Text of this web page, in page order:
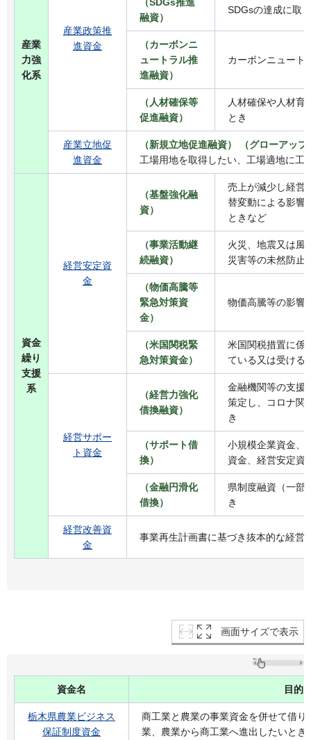
産業
力強
化系
産業政策推
進資金
融資）
SDGsの達成に取
（カーボンニ
ュートラル推
進融資）
カーボンニュート
（人材確保等
促進融資）
人材確保や人材育
とき
産業立地促
進資金
（新規立地促進融資） （グローアップ
工場用地を取得したい、工場適地に工
資金
繰り
支援
系
経営安定資
金
（基盤強化融
資）
売上が減少し経営
替変動による影響
ときなど
（事業活動継
続融資）
火災、地震又は風
災害等の未然防止
（物価高騰等
緊急対策資
金）
物価高騰等の影響
（米国関税緊
急対策資金）
米国関税措置に係
ている又は受ける
経営サポー
ト資金
（経営力強化
借換融資）
金融機関等の支援
策定し、コロナ関
き
（サポート借
換）
小規模企業資金、
資金、経営安定資
（金融円滑化
借換）
県制度融資（一部
き
経営改善資
金
事業再生計画書に基づき抜本的な経
画面サイズで表示
資金名 目的
栃木県農業ビジネス
保証制度資金
商工業と農業の事業資金を併せて借
業、農業から商工業へ進出したいとき